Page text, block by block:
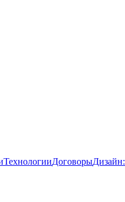
ТехнологииДоговорыДизайн: